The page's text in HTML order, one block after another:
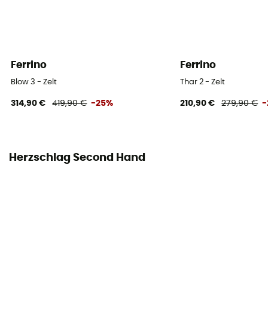
Ferrino
Blow 3 - Zelt
314,90 € 419,90 € -25%
Ferrino
Thar 2 - Zelt
210,90 € 279,90 € -
Herzschlag Second Hand